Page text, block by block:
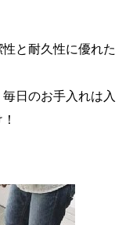
と耐久性に優れた
日のお手入れは入